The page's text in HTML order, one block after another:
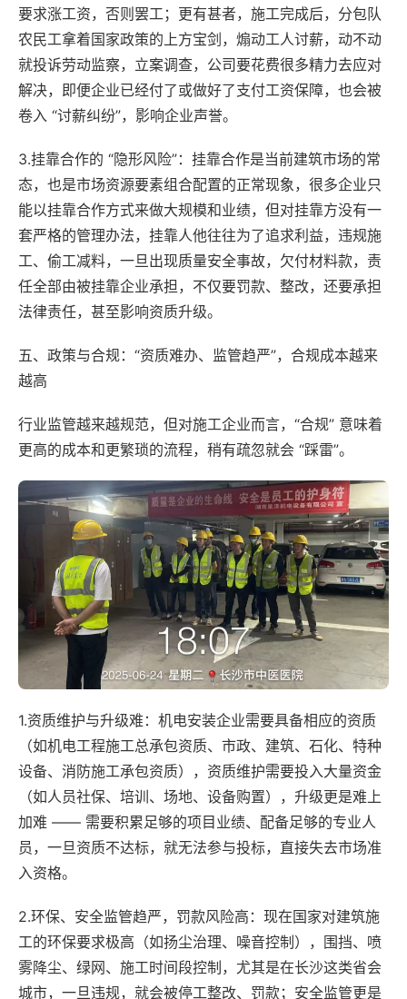
要求涨工资，否则罢工；更有甚者，施工完成后，分包队
农民工拿着国家政策的上方宝剑，煽动工人讨薪，动不动
就投诉劳动监察，立案调查，公司要花费很多精力去应对
解决，即便企业已经付了或做好了支付工资保障，也会被
卷入 “讨薪纠纷”，影响企业声誉。
3.挂靠合作的 “隐形风险”：挂靠合作是当前建筑市场的常
态，也是市场资源要素组合配置的正常现象，很多企业只
能以挂靠合作方式来做大规模和业绩，但对挂靠方没有一
套严格的管理办法，挂靠人他往往为了追求利益，违规施
工、偷工减料，一旦出现质量安全事故，欠付材料款，责
任全部由被挂靠企业承担，不仅要罚款、整改，还要承担
法律责任，甚至影响资质升级。
五、政策与合规：“资质难办、监管趋严”，合规成本越来
越高
行业监管越来越规范，但对施工企业而言，“合规” 意味着
更高的成本和更繁琐的流程，稍有疏忽就会 “踩雷”。
1.资质维护与升级难：机电安装企业需要具备相应的资质
（如机电工程施工总承包资质、市政、建筑、石化、特种
设备、消防施工承包资质），资质维护需要投入大量资金
（如人员社保、培训、场地、设备购置），升级更是难上
加难 —— 需要积累足够的项目业绩、配备足够的专业人
员，一旦资质不达标，就无法参与投标，直接失去市场准
入资格。
2.环保、安全监管趋严，罚款风险高：现在国家对建筑施
工的环保要求极高（如扬尘治理、噪音控制），围挡、喷
雾降尘、绿网、施工时间段控制，尤其是在长沙这类省会
城市，一旦违规，就会被停工整改、罚款；安全监管更是